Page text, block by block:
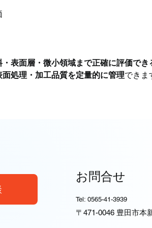
・表面層・微小領域まで正確に評価で
面処理・加工品質を定量的に管理できま
お問合せ
Tel: 0565-41-3939
〒471-0046 豊田市本